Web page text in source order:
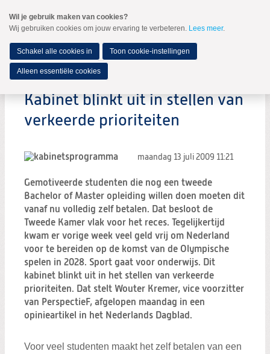
naar
Spring
de
inhoud
Spring
naar
hoofdmenu
MENU
Zoeken:
Zoeken
Kabinet blinkt uit in stellen van
verkeerde prioriteiten
maandag 13 juli 2009 11:21
Gemotiveerde studenten die nog een tweede
Bachelor of Master opleiding willen doen moeten dit
vanaf nu volledig zelf betalen. Dat besloot de
Tweede Kamer vlak voor het reces. Tegelijkertijd
kwam er vorige week veel geld vrij om Nederland
voor te bereiden op de komst van de Olympische
spelen in 2028. Sport gaat voor onderwijs. Dit
kabinet blinkt uit in het stellen van verkeerde
prioriteiten. Dat stelt Wouter Kremer, vice voorzitter
van PerspectieF, afgelopen maandag in een
opinieartikel in het Nederlands Dagblad.
Voor veel studenten maakt het zelf betalen van een
Wil je gebruik maken van cookies?
Wij gebruiken cookies om jouw ervaring te verbeteren. Lees meer.
Schakel alle cookies in Toon cookie-instellingen
Alleen essentiële cookies